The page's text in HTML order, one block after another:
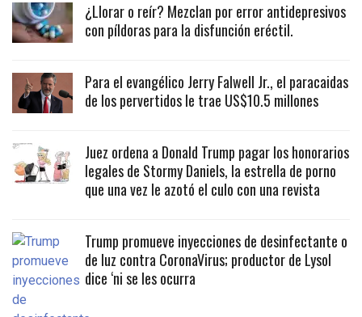
¿Llorar o reír? Mezclan por error antidepresivos
con píldoras para la disfunción eréctil.
Para el evangélico Jerry Falwell Jr., el paracaidas
de los pervertidos le trae US$10.5 millones
Juez ordena a Donald Trump pagar los honorarios
legales de Stormy Daniels, la estrella de porno
que una vez le azotó el culo con una revista
Trump promueve inyecciones de desinfectante o
de luz contra CoronaVirus; productor de Lysol
dice ‘ni se les ocurra